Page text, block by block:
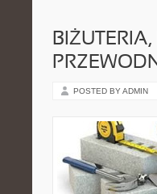
POSTED BY ADMIN